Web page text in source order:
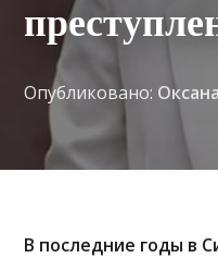
Опубликовано:
В последние годы в